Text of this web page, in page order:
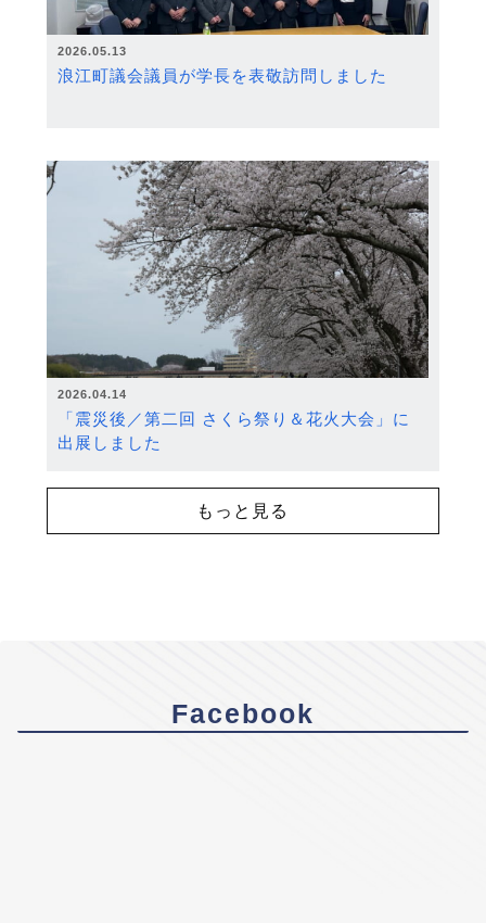
2026.05.13
浪江町議会議員が学長を表敬訪問しました
2026.04.14
「震災後／第二回 さくら祭り＆花火大会」に
出展しました
もっと見る
Facebook